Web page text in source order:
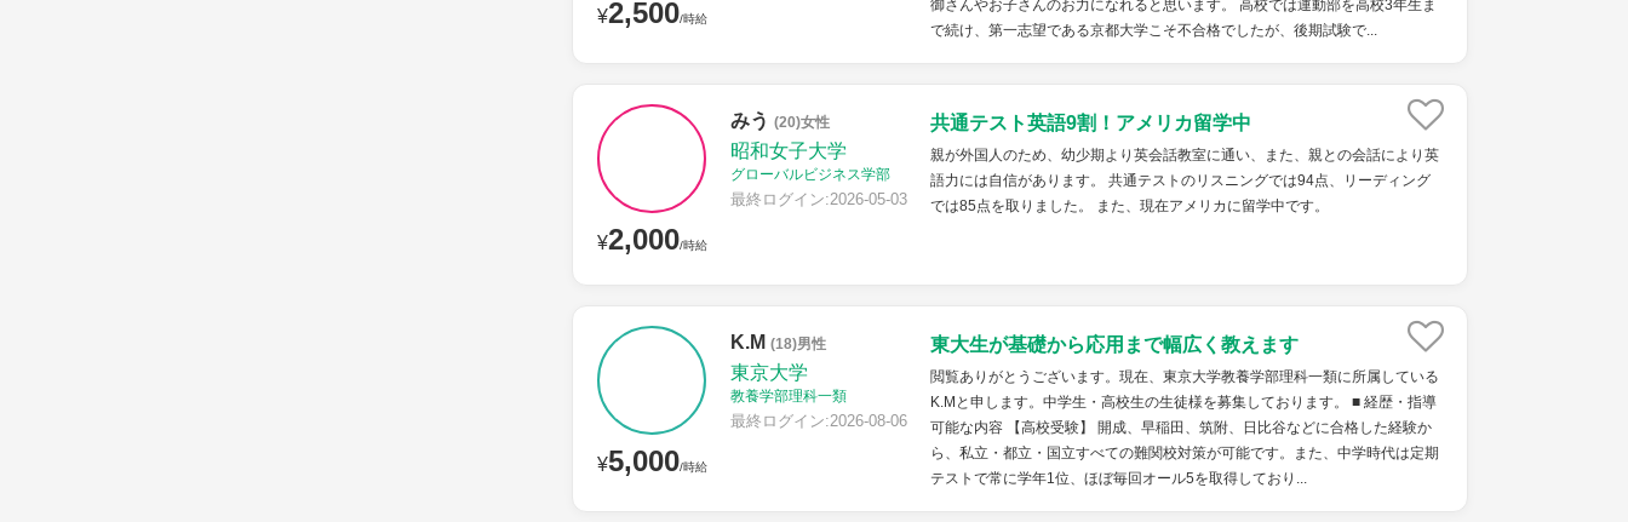
¥2,500/時給
御さんやお子さんのお力になれると思います。 高校では運動部を高校3年生ま
で続け、第一志望である京都大学こそ不合格でしたが、後期試験で...
¥2,000/時給
みう (20)女性
昭和女子大学
グローバルビジネス学部
最終ログイン:2026-05-03
共通テスト英語9割！アメリカ留学中
親が外国人のため、幼少期より英会話教室に通い、また、親との会話により英
語力には自信があります。 共通テストのリスニングでは94点、リーディング
では85点を取りました。 また、現在アメリカに留学中です。
¥5,000/時給
K.M (18)男性
東京大学
教養学部理科一類
最終ログイン:2026-08-06
東大生が基礎から応用まで幅広く教えます
閲覧ありがとうございます。現在、東京大学教養学部理科一類に所属している
K.Mと申します。中学生・高校生の生徒様を募集しております。 ■ 経歴・指導
可能な内容 【高校受験】 開成、早稲田、筑附、日比谷などに合格した経験か
ら、私立・都立・国立すべての難関校対策が可能です。また、中学時代は定期
テストで常に学年1位、ほぼ毎回オール5を取得しており...